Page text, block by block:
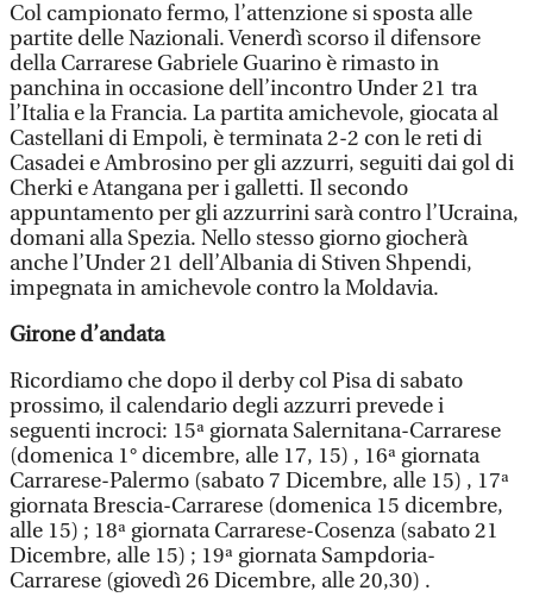
Col campionato fermo, l’attenzione si sposta alle
partite delle Nazionali. Venerdì scorso il difensore
della Carrarese Gabriele Guarino è rimasto in
panchina in occasione dell’incontro Under 21 tra
l’Italia e la Francia. La partita amichevole, giocata al
Castellani di Empoli, è terminata 2-2 con le reti di
Casadei e Ambrosino per gli azzurri, seguiti dai gol di
Cherki e Atangana per i galletti. Il secondo
appuntamento per gli azzurrini sarà contro l’Ucraina,
domani alla Spezia. Nello stesso giorno giocherà
anche l’Under 21 dell’Albania di Stiven Shpendi,
impegnata in amichevole contro la Moldavia.
Girone d’andata
Ricordiamo che dopo il derby col Pisa di sabato
prossimo, il calendario degli azzurri prevede i
seguenti incroci: 15ª giornata Salernitana-Carrarese
(domenica 1° dicembre, alle 17, 15) , 16ª giornata
Carrarese-Palermo (sabato 7 Dicembre, alle 15) , 17ª
giornata Brescia-Carrarese (domenica 15 dicembre,
alle 15) ; 18ª giornata Carrarese-Cosenza (sabato 21
Dicembre, alle 15) ; 19ª giornata Sampdoria-
Carrarese (giovedì 26 Dicembre, alle 20,30) .